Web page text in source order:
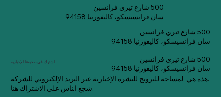
500 شارع تيري فرانسين
سان فرانسيسكو، كاليفورنيا 94158
500 شارع تيري فرانسين
سان فرانسيسكو، كاليفورنيا 94158
500 شارع تيري فرانسين
سان فرانسيسكو، كاليفورنيا 94158
اشترك في صحيفتنا الإخبارية
هذه هي المساحة للترويج للنشرة الإخبارية عبر البريد الإلكتروني للشركة.
شجع الناس على الاشتراك هنا.